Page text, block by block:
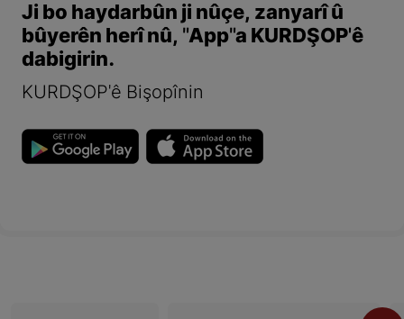
Ji bo haydarbûn ji nûçe, zanyarî û
bûyerên herî nû, "App"a KURDŞOP'ê
dabigirin.
KURDŞOP'ê Bişopînin